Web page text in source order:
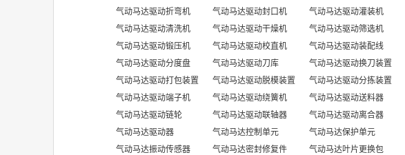
气动马达驱动折弯机
气动马达驱动封口机 气动马达驱动灌装机
气动马达驱动清洗机
气动马达驱动干燥机 气动马达驱动筛选机
气动马达驱动锻压机
气动马达驱动校直机 气动马达驱动装配线
气动马达驱动分度盘
气动马达驱动刀库 气动马达驱动换刀装置
气动马达驱动打包装置
气动马达驱动脱模装置 气动马达驱动分拣装置
气动马达驱动端子机
气动马达驱动绕簧机 气动马达驱动送料器
气动马达驱动链轮
气动马达驱动联轴器 气动马达驱动离合器
气动马达驱动器
气动马达控制单元 气动马达保护单元
气动马达振动传感器
气动马达密封修复件 气动马达叶片更换包